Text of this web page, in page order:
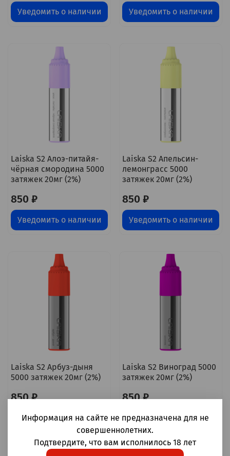
Уведомить о наличии Уведомить о наличии
Laiska S2 Алоэ-питайя-
чёрная смородина 5000
затяжек 20мг (2%)
850 ₽
Уведомить о наличии
Laiska S2 Апельсин-
лемонграсс 5000
затяжек 20мг (2%)
850 ₽
Уведомить о наличии
Laiska S2 Арбуз-дыня
5000 затяжек 20мг (2%)
850 ₽
Уведомить о наличии
Laiska S2 Виноград 5000
затяжек 20мг (2%)
850 ₽
Уведомить о наличии
Информация на сайте не предназначена для не
совершеннолетних.
Подтвердите, что вам исполнилось 18 лет